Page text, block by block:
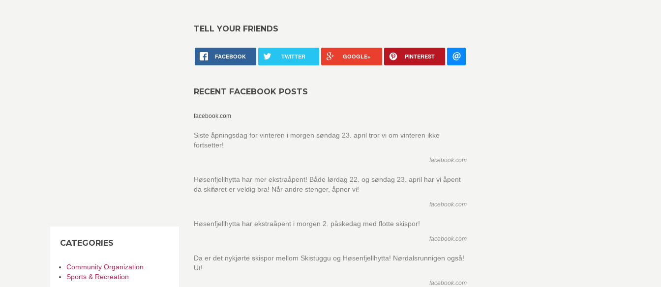
TELL YOUR FRIENDS
FACEBOOK TWITTER GOOGLE+ PINTEREST
RECENT FACEBOOK POSTS
facebook.com
Siste åpningsdag for vinteren i morgen søndag 23. april tror vi om vinteren ikke
fortsetter!
facebook.com
Høsenfjellhytta har mer ekstraåpent! Både lørdag 22. og søndag 23. april har vi åpent
da skiføret er veldig bra! Når andre stenger, åpner vi!
facebook.com
Høsenfjellhytta har ekstraåpent i morgen 2. påskedag med flotte skispor!
facebook.com
Da er det nykjørte skispor mellom Skistuggu og Høsenfjellhytta! Nørdalsrunnigen også!
Ut!
facebook.com
CATEGORIES
Community Organization
Sports & Recreation